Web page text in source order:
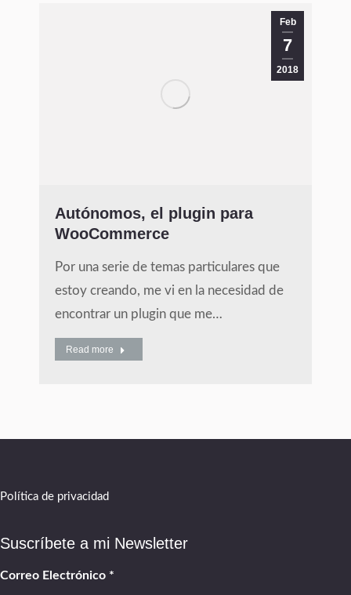
Feb
7
2018
Autónomos, el plugin para
WooCommerce
Por una serie de temas particulares que
estoy creando, me vi en la necesidad de
encontrar un plugin que me…
Read more
Política de privacidad
Suscríbete a mi Newsletter
Correo Electrónico *